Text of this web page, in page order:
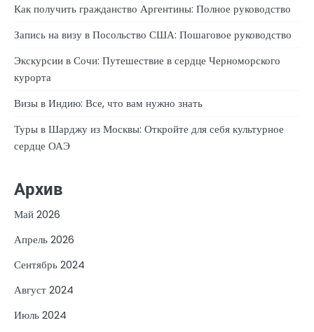
Как получить гражданство Аргентины: Полное руководство
Запись на визу в Посольство США: Пошаговое руководство
Экскурсии в Сочи: Путешествие в сердце Черноморского
курорта
Визы в Индию: Все, что вам нужно знать
Туры в Шарджу из Москвы: Откройте для себя культурное
сердце ОАЭ
Архив
Май 2026
Апрель 2026
Сентябрь 2024
Август 2024
Июль 2024